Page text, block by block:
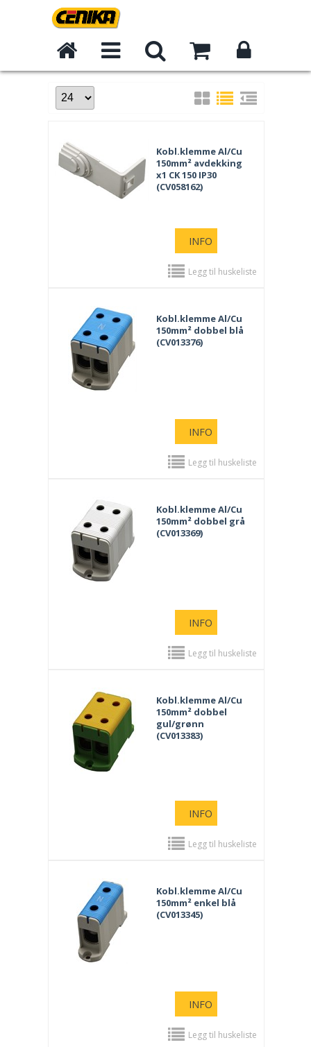
Kobl.klemme Al/Cu
150mm² avdekking
x1 CK 150 IP30
(CV058162)
INFO
Legg til huskeliste
Kobl.klemme Al/Cu
150mm² dobbel blå
(CV013376)
INFO
Legg til huskeliste
Kobl.klemme Al/Cu
150mm² dobbel grå
(CV013369)
INFO
Legg til huskeliste
Kobl.klemme Al/Cu
150mm² dobbel
gul/grønn
(CV013383)
INFO
Legg til huskeliste
Kobl.klemme Al/Cu
150mm² enkel blå
(CV013345)
INFO
Legg til huskeliste